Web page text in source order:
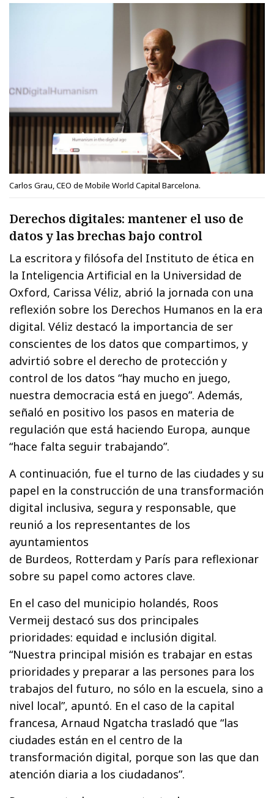
Carlos Grau, CEO de Mobile World Capital Barcelona.
Derechos digitales: mantener el uso de
datos y las brechas bajo control
La escritora y filósofa del Instituto de ética en
la Inteligencia Artificial en la Universidad de
Oxford, Carissa Véliz, abrió la jornada con una
reflexión sobre los Derechos Humanos en la era
digital. Véliz destacó la importancia de ser
conscientes de los datos que compartimos, y
advirtió sobre el derecho de protección y
control de los datos “hay mucho en juego,
nuestra democracia está en juego”. Además,
señaló en positivo los pasos en materia de
regulación que está haciendo Europa, aunque
“hace falta seguir trabajando”.
A continuación, fue el turno de las ciudades y su
papel en la construcción de una transformación
digital inclusiva, segura y responsable, que
reunió a los representantes de los
ayuntamientos
de Burdeos, Rotterdam y París para reflexionar
sobre su papel como actores clave.
En el caso del municipio holandés, Roos
Vermeij destacó sus dos principales
prioridades: equidad e inclusión digital.
“Nuestra principal misión es trabajar en estas
prioridades y preparar a las persones para los
trabajos del futuro, no sólo en la escuela, sino a
nivel local”, apuntó. En el caso de la capital
francesa, Arnaud Ngatcha trasladó que “las
ciudades están en el centro de la
transformación digital, porque son las que dan
atención diaria a los ciudadanos”.